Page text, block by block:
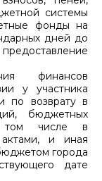
системы
фонды на
дней до
финансов
у участника
по возврату в
бюджетных
том числе в
и иная
города
дате